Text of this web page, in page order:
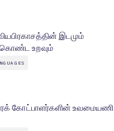
இடமும்
கொண்ட உறவும்
கோட்பாளர்களின் உவமையணி